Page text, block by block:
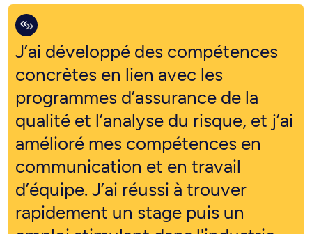
J’ai développé des compétences
concrètes en lien avec les
programmes d’assurance de la
qualité et l’analyse du risque, et j’ai
amélioré mes compétences en
communication et en travail
d’équipe. J’ai réussi à trouver
rapidement un stage puis un